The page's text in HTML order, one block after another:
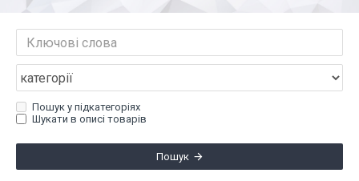
Пошук у підкатегоріях
Шукати в описі товарів
Пошук